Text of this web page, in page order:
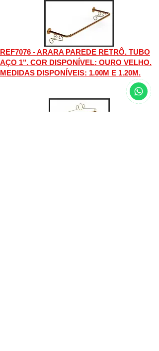
REF7076 - ARARA PAREDE RETRÔ. TUBO
AÇO 1". COR DISPONÍVEL: OURO VELHO.
MEDIDAS DISPONÍVEIS: 1.00M E 1.20M.